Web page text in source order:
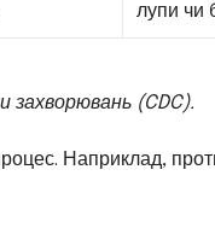
лупи чи
захворювань (CDC).
Наприклад,